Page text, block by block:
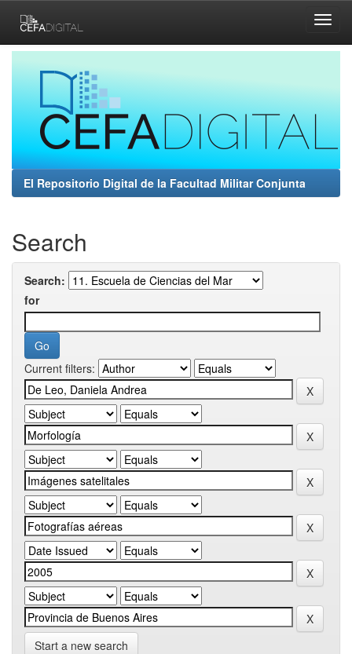
navigation
El Repositorio Digital de la Facultad Militar Conjunta
Search
Search:
for
Current filters:
Start a new search